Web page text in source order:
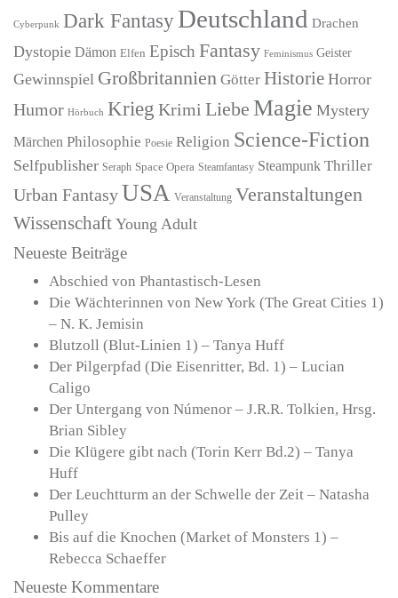
Cyberpunk Dark FantasyDeutschland Drachen
Dystopie Dämon Elfen Episch Fantasy Feminismus Geister
Gewinnspiel Großbritannien Götter Historie Horror
Humor Hörbuch Krieg Krimi Liebe Magie Mystery
Märchen Philosophie Poesie Religion Science-Fiction
Selfpublisher Seraph Space Opera Steamfantasy Steampunk Thriller
Urban FantasyUSA Veranstaltung Veranstaltungen
Wissenschaft Young Adult
Neueste Beiträge
Abschied von Phantastisch-Lesen
Die Wächterinnen von New York (The Great Cities 1)
– N. K. Jemisin
Blutzoll (Blut-Linien 1) – Tanya Huff
Der Pilgerpfad (Die Eisenritter, Bd. 1) – Lucian
Caligo
Der Untergang von Númenor – J.R.R. Tolkien, Hrsg.
Brian Sibley
Die Klügere gibt nach (Torin Kerr Bd.2) – Tanya
Huff
Der Leuchtturm an der Schwelle der Zeit – Natasha
Pulley
Bis auf die Knochen (Market of Monsters 1) –
Rebecca Schaeffer
Neueste Kommentare